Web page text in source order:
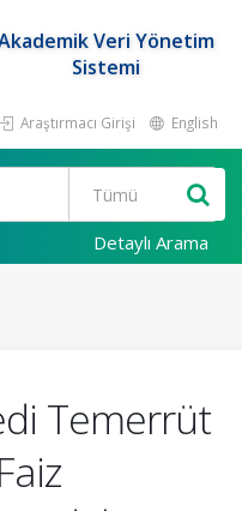
Veri Yönetim
Sistemi
Araştırmacı Girişi English
Detaylı Arama
Temerrüt